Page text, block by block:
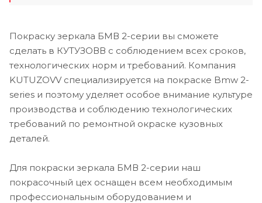
Покраску зеркала БМВ 2-серии вы сможете
сделать в КУТУЗОВВ с соблюдением всех сроков,
технологических норм и требований. Компания
KUTUZOVV специализируется на покраске Bmw 2-
series и поэтому уделяет особое внимание культуре
производства и соблюдению технологических
требований по ремонтной окраске кузовных
деталей.
Для покраски зеркала БМВ 2-серии наш
покрасочный цех оснащен всем необходимым
профессиональным оборудованием и